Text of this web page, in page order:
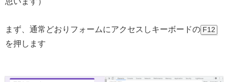
まず、通常どおりフォームにアクセスしキーボードの F12
を押します